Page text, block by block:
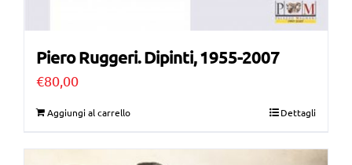
Piero Ruggeri. Dipinti, 1955-2007
€80,00
Aggiungi al carrello Dettagli